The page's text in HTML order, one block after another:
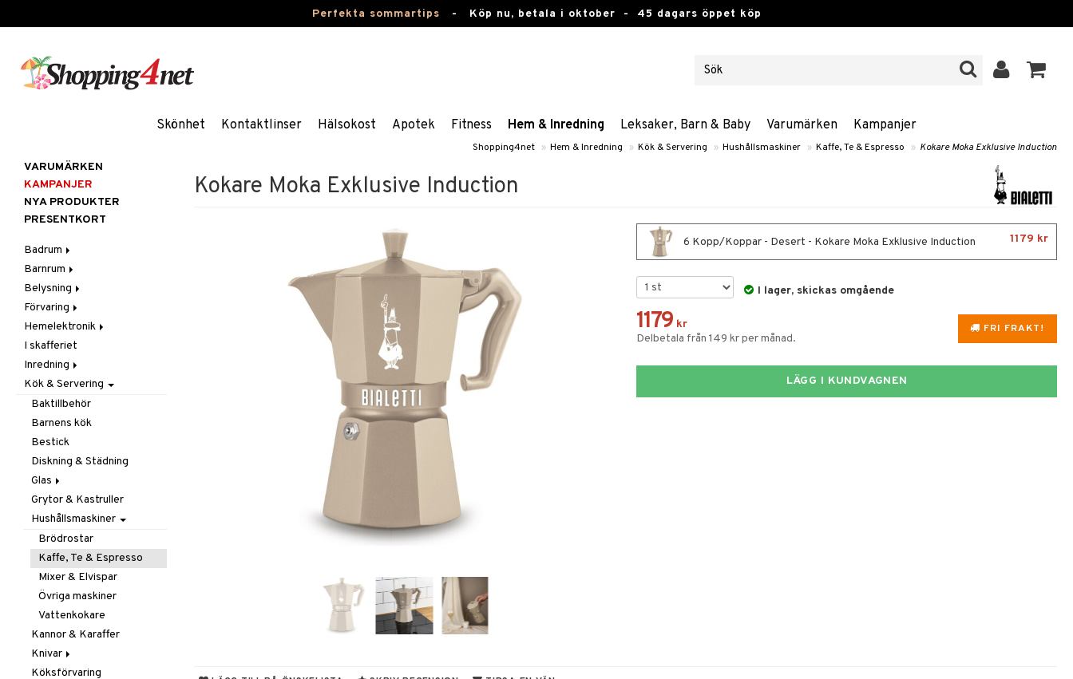
Perfekta sommartips - Köp nu, betala i oktober - 45 dagars öppet köp
Skönhet Kontaktlinser Hälsokost Apotek Fitness Hem & Inredning Leksaker, Barn & Baby Varumärken Kampanjer
Shopping4net » Hem & Inredning » Kök & Servering » Hushållsmaskiner » Kaffe, Te & Espresso » Kokare Moka Exklusive Induction
Kokare Moka Exklusive Induction
6 Kopp/Koppar - Desert - Kokare Moka Exklusive Induction 1179 kr
I lager, skickas omgående
FRI FRAKT!
1179 kr
Delbetala från 149 kr per månad.
LÄGG I KUNDVAGNEN
VARUMÄRKEN
KAMPANJER
NYA PRODUKTER
PRESENTKORT
Badrum
Badrumsinredning
Badrumstextilier
Badrumstillbehör
Barnrum
Barnlampor
Barnmöbler
Barnrumsdekoration
Barnrumsförvaring
Barnrumstextilier
Belysning
Belysningstillbehör
Lampor
Bordslampor
Taklampor
LED-ljus
Ljuslyktor & Ljusstakar
Utomhusbelysning
Förvaring
Hängare & krokar
Hyllor
Småförvaring
Småförvaring & Korgar
Väskor
Hemelektronik
Ljud
I skafferiet
Inredning
Dekoration
Böcker
Figurer & Skulpturer
Klockor
Krukor
Metal Art
Väggdekorationer
Vaser
Doftljus & Doftspridare
Förvaring & Hyllor
Hängare & Krokar
Hyllor
Småförvaring & Korgar
Juldekoration
Ljuslyktor & Ljusstakar
Småmöbler
Kök & Servering
Baktillbehör
Barnens kök
Bestick
Diskning & Städning
Glas
Champagneglas
Dricksglas
Drink- & Cocktailglas
Ölglas
Snaps- & Avecglas
Vinglas
Whiskey- & Cognacglas
Grytor & Kastruller
Hushållsmaskiner
Brödrostar
Kaffe, Te & Espresso
Mixer & Elvispar
Övriga maskiner
Vattenkokare
Kannor & Karaffer
Knivar
Brödknivar
Köksförvaring